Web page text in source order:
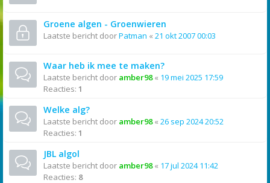
Groene algen - Groenwieren
Laatste bericht doorPatman « 21 okt 2007 00:03
Waar heb ik mee te maken?
Laatste bericht door amber98« 19 mei 2025 17:59
Reacties: 1
Welke alg?
Laatste bericht door amber98« 26 sep 2024 20:52
Reacties: 1
JBL algol
Laatste bericht door amber98« 17 jul 2024 11:42
Reacties: 8